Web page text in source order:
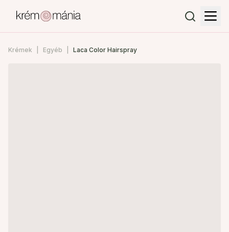
Krémek Egyéb Laca Color Hairspray